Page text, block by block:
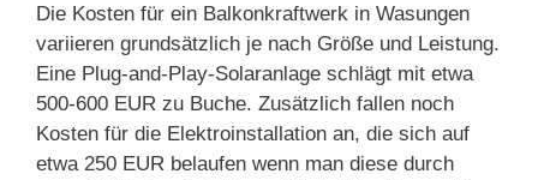
Die Kosten für ein Balkonkraftwerk in Wasungen
variieren grundsätzlich je nach Größe und Leistung.
Eine Plug-and-Play-Solaranlage schlägt mit etwa
500-600 EUR zu Buche. Zusätzlich fallen noch
Kosten für die Elektroinstallation an, die sich auf
etwa 250 EUR belaufen wenn man diese durch